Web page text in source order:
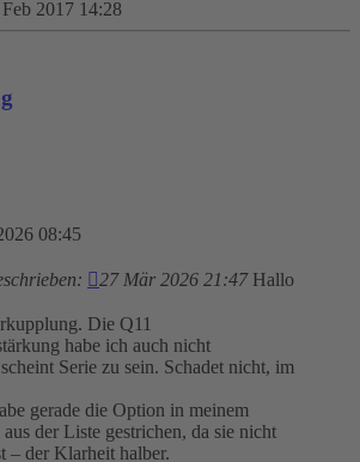
2017 14:28
08:45
27 Mär 2026 21:47Hallo
Die Q11
habe ich auch nicht
Serie zu sein. Schadet nicht, im
gerade die Option in meinem
der Liste gestrichen, da sie nicht
– der Klarheit halber.